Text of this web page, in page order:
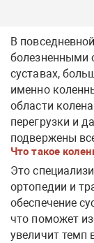
В
суставах,
именно
области
перегрузки и
подвержены
Что такое
Это
ортопедии и
обеспечение
что поможет
увеличит темп